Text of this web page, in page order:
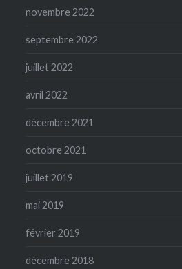
novembre 2022
septembre 2022
juillet 2022
avril 2022
décembre 2021
octobre 2021
juillet 2019
mai 2019
février 2019
décembre 2018